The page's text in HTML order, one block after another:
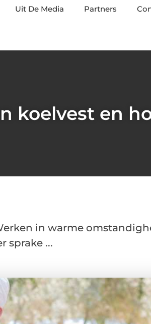
Uit De Media Partners
koelvest en
in warme
sprake ...